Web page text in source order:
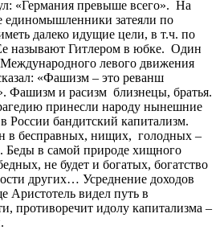
«Германия превыше всего». На
единомышленники затеяли по
далеко идущие цели, в т.ч. по
называют Гитлером в юбке. Один
левого движения
«Фашизм – это реванш
Фашизм и расизм близнецы, братья.
принесли народу нынешние
России бандитский капитализм.
в бесправных, нищих, голодных –
Беды в самой природе хищного
не будет и богатых, богатство
других… Усреднение доходов
Аристотель видел путь в
противоречит идолу капитализма –